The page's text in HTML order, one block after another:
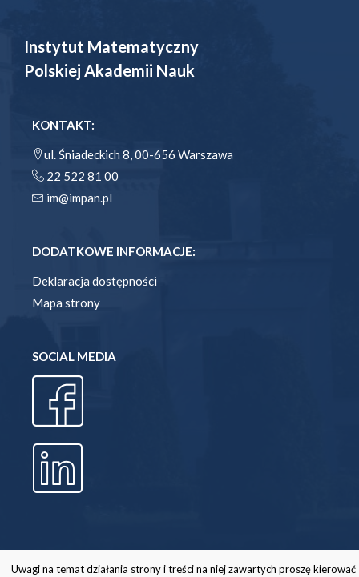
Instytut Matematyczny
Polskiej Akademii Nauk
KONTAKT:
ul. Śniadeckich 8, 00-656 Warszawa
22 522 81 00
im@impan.pl
DODATKOWE INFORMACJE:
Deklaracja dostępności
Mapa strony
SOCIAL MEDIA
Uwagi na temat działania strony i treści na niej zawartych proszę kierować